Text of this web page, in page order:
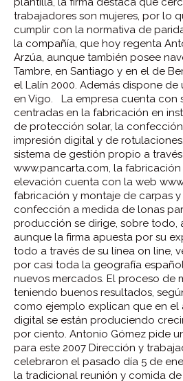
trabajadores son mujeres, por lo
cumplir con la normativa de
la compañía, que hoy regenta
Arzúa, aunque también posee
Tambre, en Santiago y en el de
el Lalín 2000. Además dispone
en Vigo.
La empresa cuenta con
centradas en la fabricación en
de protección solar, la
impresión digital y de
sistema de gestión propio a
www.pancarta.com, la
elevación cuenta con la web
fabricación y montaje de carpas y
confección a medida de lonas
producción se dirige, sobre todo,
aunque la firma apuesta por su
todo a través de su línea on line,
por casi toda la geografía
nuevos mercados. El proceso de
teniendo buenos resultados,
como ejemplo explican que en el
digital se están produciendo
por ciento. Antonio Gómez pide
para este 2007 Dirección y
celebraron el pasado día 5 de
la tradicional reunión y comida